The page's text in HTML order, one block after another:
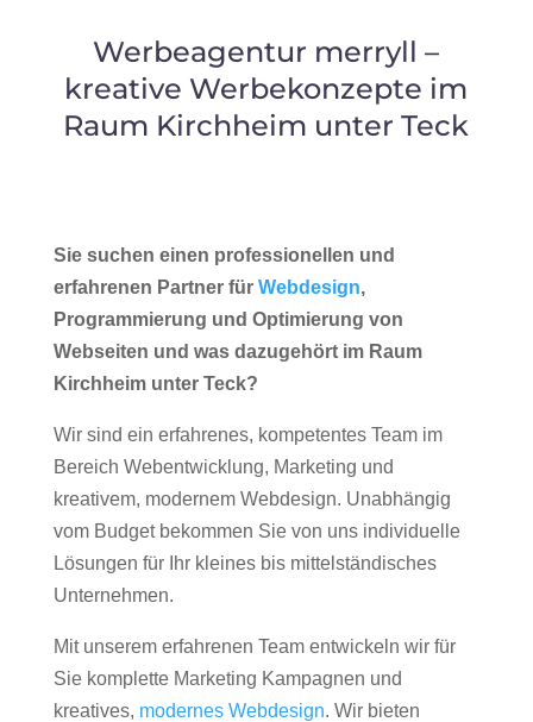
Werbeagentur merryll –
kreative Werbekonzepte im
Raum Kirchheim unter Teck
Sie suchen einen professionellen und
erfahrenen Partner für Webdesign,
Programmierung und Optimierung von
Webseiten und was dazugehört im Raum
Kirchheim unter Teck?
Wir sind ein erfahrenes, kompetentes Team im
Bereich Webentwicklung, Marketing und
kreativem, modernem Webdesign. Unabhängig
vom Budget bekommen Sie von uns individuelle
Lösungen für Ihr kleines bis mittelständisches
Unternehmen.
Mit unserem erfahrenen Team entwickeln wir für
Sie komplette Marketing Kampagnen und
kreatives, modernes Webdesign. Wir bieten